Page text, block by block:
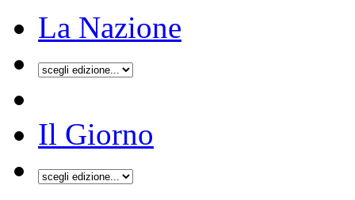
La Nazione
Il Giorno